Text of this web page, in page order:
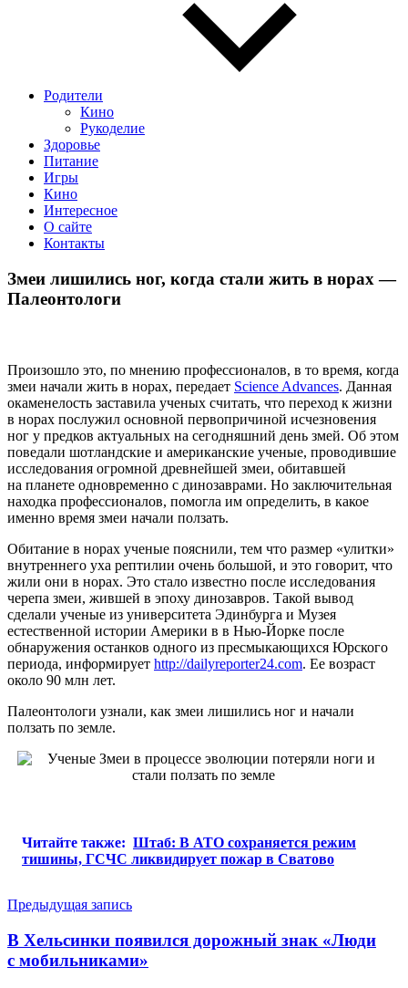
Родители
Кино
Рукоделие
Здоровье
Питание
Игры
Кино
Интересное
О сайте
Контакты
Змеи лишились ног, когда стали жить в норах —
Палеонтологи
Произошло это, по мнению профессионалов, в то время, когда
змеи начали жить в норах, передает Science Advances. Данная
окаменелость заставила ученых считать, что переход к жизни
в норах послужил основной первопричиной исчезновения
ног у предков актуальных на сегодняшний день змей. Об этом
поведали шотландские и американские ученые, проводившие
исследования огромной древнейшей змеи, обитавшей
на планете одновременно с динозаврами. Но заключительная
находка профессионалов, помогла им определить, в какое
именно время змеи начали ползать.
Обитание в норах ученые пояснили, тем что размер «улитки»
внутреннего уха рептилии очень большой, и это говорит, что
жили они в норах. Это стало известно после исследования
черепа змеи, жившей в эпоху динозавров. Такой вывод
сделали ученые из университета Эдинбурга и Музея
естественной истории Америки в в Нью-Йорке после
обнаружения останков одного из пресмыкающихся Юрского
периода, информирует http://dailyreporter24.com. Ее возраст
около 90 млн лет.
Палеонтологи узнали, как змеи лишились ног и начали
ползать по земле.
Читайте также: Штаб: В АТО сохраняется режим
тишины, ГСЧС ликвидирует пожар в Сватово
Навигация
по
записям
Предыдущая запись
В Хельсинки появился дорожный знак «Люди
с мобильниками»